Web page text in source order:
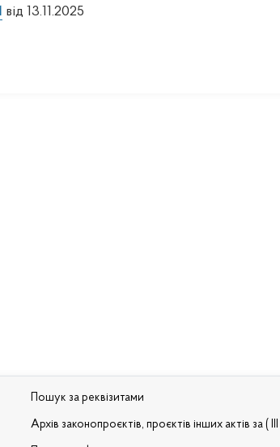
від 13.11.2025
Пошук за реквізитами
Архів законопроєктів, проєктів інших актів за (